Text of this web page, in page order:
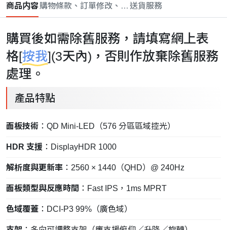
商品内容購物條款、訂單修改、取消與退款政策
送貨服務
購買後如需除舊服務，請填寫網上表
格[按我](3天內)，否則作放棄除舊服務
處理。
產品特點
面板技術 ：QD Mini-LED（576 分區區域控光）
HDR 支援 ：DisplayHDR 1000
解析度與更新率 ：2560 × 1440（QHD）@ 240Hz
面板類型與反應時間 ：Fast IPS，1ms MPRT
色域覆蓋 ：DCI-P3 99%（廣色域）